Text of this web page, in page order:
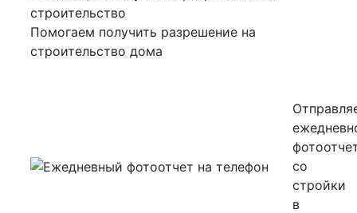
Помогаем получить разрешение на
строительство дома
со
стройки
в